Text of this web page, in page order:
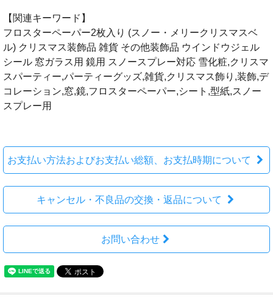
【関連キーワード】
フロスターペーパー2枚入り (スノー・メリークリスマスベ
ル) クリスマス装飾品 雑貨 その他装飾品 ウインドウジェル
シール 窓ガラス用 鏡用 スノースプレー対応 雪化粧,クリスマ
スパーティー,パーティーグッズ,雑貨,クリスマス飾り,装飾,デ
コレーション,窓,鏡,フロスターペーパー,シート,型紙,スノー
スプレー用
お支払い方法およびお支払い総額、お支払時期について
キャンセル・不良品の交換・返品について
お問い合わせ